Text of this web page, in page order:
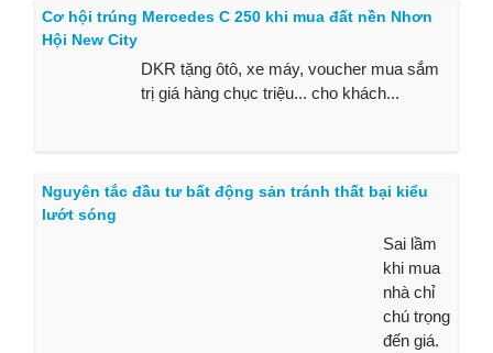
Cơ hội trúng Mercedes C 250 khi mua đất nền Nhơn
Hội New City
DKR tặng ôtô, xe máy, voucher mua sắm
trị giá hàng chục triệu... cho khách...
Nguyên tắc đầu tư bất động sản tránh thất bại kiểu
lướt sóng
Sai lầm
khi mua
nhà chỉ
chú trọng
đến giá.